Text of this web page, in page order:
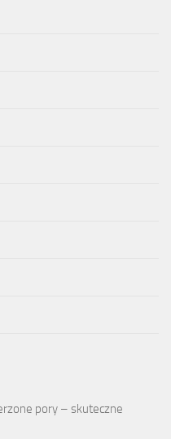
pory – skuteczne